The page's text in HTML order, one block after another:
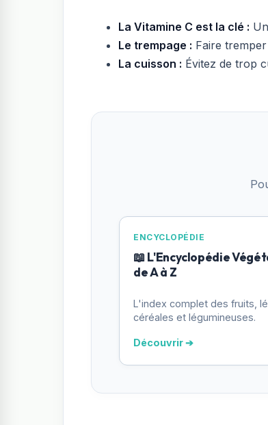
La Vitamine C est la clé :
Le trempage : Faire
La cuisson : Évitez de trop
ENCYCLOPÉDIE
📖 L'Encyclopédie
de A à Z
L'index complet des fruits,
céréales et légumineuses.
Découvrir ➔